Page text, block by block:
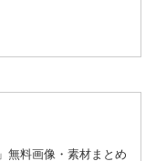
無料画像・素材まとめ